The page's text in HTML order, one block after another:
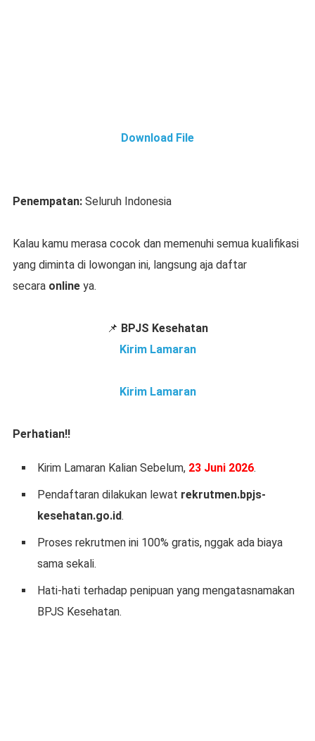
Download File
Penempatan: Seluruh Indonesia
Kalau kamu merasa cocok dan memenuhi semua kualifikasi
yang diminta di lowongan ini, langsung aja daftar
secara online ya.
📌 BPJS Kesehatan
Kirim Lamaran
Kirim Lamaran
Perhatian!!
Kirim Lamaran Kalian Sebelum, 23 Juni 2026.
Pendaftaran dilakukan lewat rekrutmen.bpjs-
kesehatan.go.id.
Proses rekrutmen ini 100% gratis, nggak ada biaya
sama sekali.
Hati-hati terhadap penipuan yang mengatasnamakan
BPJS Kesehatan.